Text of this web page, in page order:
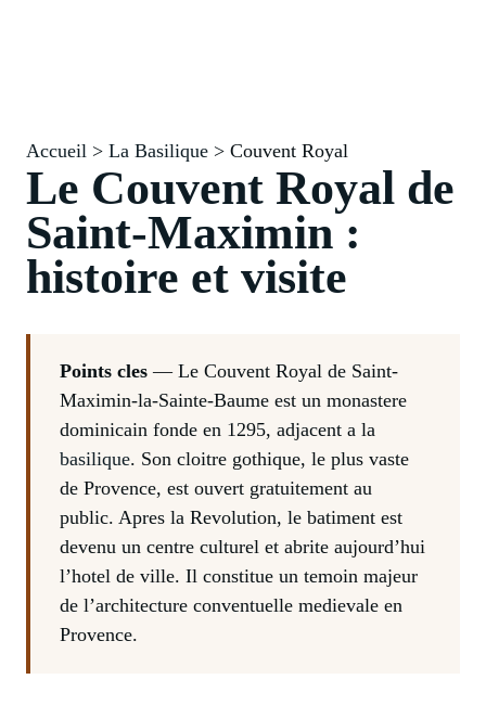
Accueil > La Basilique > Couvent Royal
Le Couvent Royal de
Saint-Maximin :
histoire et visite
Points cles — Le Couvent Royal de Saint-
Maximin-la-Sainte-Baume est un monastere
dominicain fonde en 1295, adjacent a la
basilique. Son cloitre gothique, le plus vaste
de Provence, est ouvert gratuitement au
public. Apres la Revolution, le batiment est
devenu un centre culturel et abrite aujourd’hui
l’hotel de ville. Il constitue un temoin majeur
de l’architecture conventuelle medievale en
Provence.